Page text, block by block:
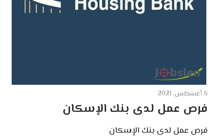
6 أغسطس، 2021
فرص عمل لدى بنك الإسكان
فرص عمل لدى بنك الإسكان